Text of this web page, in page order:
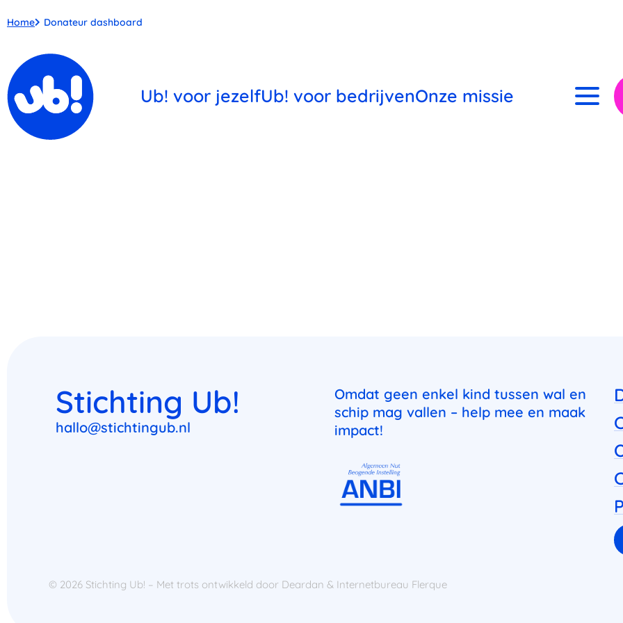
Home Donateur dashboard
Ub! voor jezelfUb! voor bedrijvenOnze missie
Stichting Ub!
hallo@stichtingub.nl
Omdat geen enkel kind tussen wal en
schip mag vallen – help mee en maak
impact!
© 2026 Stichting Ub! – Met trots ontwikkeld door Deardan & Internetbureau Flerque